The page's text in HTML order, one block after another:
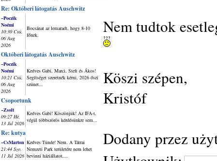
Re: Októberi látogatás Auschwitz
~Poczik
Noémi
10:30 Csü,
06 Aug
2026
Bocsánat az lemaradt, hogy 8-10
főnek.
Októberi látogatás Auschwitz
~Poczik
Noémi
10:21 Csü,
06 Aug
2026
Kedves Gabi, Marci, Stefi és Ákos!
Segítséget szeretnék kérni, 2026 őszi
szünet...
Csoportunk
~Zsolt
09:27 Hé,
13 Júl 2026
Kedves Gabi! Köszönjük! Az IFA-t,
végül többszörös kérdésünkre sem...
Re: kutya
~CsMarton
21:44 Szo,
11 Júl 2026
Kedves Tünde! Nem. A Tátrai
Nemzeti Park területére nem lehet
bevinni háziállatot,...
Nem tudtok
Köszi szépen,
Kristóf
Dodany przez